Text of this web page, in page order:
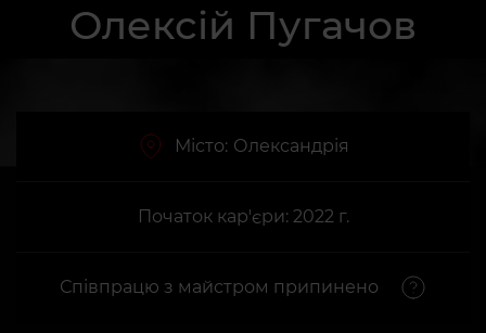
Олексій Пугачов
Місто: Олександрія
Початок кар'єри: 2022 г.
Співпрацю з майстром припинено